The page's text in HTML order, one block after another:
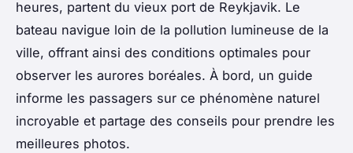
heures, partent du vieux port de Reykjavik. Le
bateau navigue loin de la pollution lumineuse de la
ville, offrant ainsi des conditions optimales pour
observer les aurores boréales. À bord, un guide
informe les passagers sur ce phénomène naturel
incroyable et partage des conseils pour prendre les
meilleures photos.